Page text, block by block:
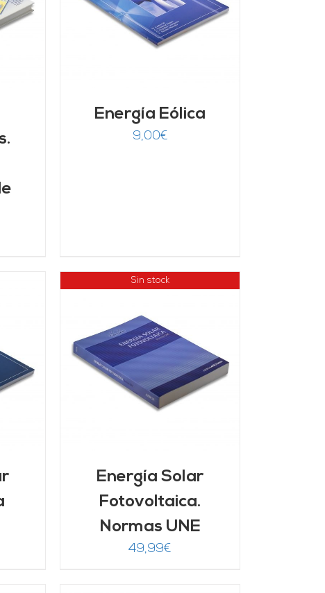
Energía Eólica
9,00€
Sin stock
Energía Solar
Fotovoltaica.
Normas UNE
49,99€